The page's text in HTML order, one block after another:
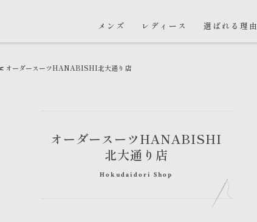
メンズ レディース 選ばれる理由
オーダースーツHANABISHI北大通り店
オーダースーツHANABISHI
北大通り店
Hokudaidori Shop